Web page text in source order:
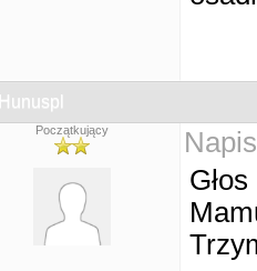
Hunuspl
Początkujący